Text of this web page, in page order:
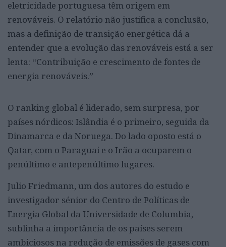
eletricidade portuguesa têm origem em
renováveis. O relatório não justifica a conclusão,
mas a definição de transição energética dá a
entender que a evolução das renováveis está a ser
lenta: “Contribuição e crescimento de fontes de
energia renováveis.”
O ranking global é liderado, sem surpresa, por
países nórdicos: Islândia é o primeiro, seguida da
Dinamarca e da Noruega. Do lado oposto está o
Qatar, com o Paraguai e o Irão a ocuparem o
penúltimo e antepenúltimo lugares.
Julio Friedmann, um dos autores do estudo e
investigador sénior do Centro de Políticas de
Energia Global da Universidade de Columbia,
sublinha a importância de os países serem
ambiciosos na redução de emissões de gases com